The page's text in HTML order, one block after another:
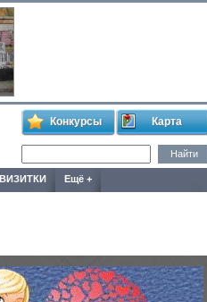
Конкурсы Карта
ВИЗИТКИ Ещё +